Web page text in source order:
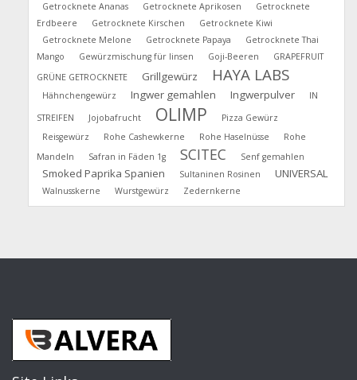
Getrocknete Ananas
Getrocknete Aprikosen
Getrocknete
Erdbeere
Getrocknete Kirschen
Getrocknete Kiwi
Getrocknete Melone
Getrocknete Papaya
Getrocknete Thai
Mango
Gewürzmischung für linsen Goji-Beeren
GRAPEFRUIT
GRÜNE GETROCKNETE
Grillgewürz HAYA LABS
Hähnchengewürz Ingwer gemahlen Ingwerpulver
IN
STREIFEN
Jojobafrucht OLIMP
Pizza Gewürz
Reisgewürz
Rohe Cashewkerne Rohe Haselnüsse
Rohe
Mandeln
Safran in Fäden 1g SCITEC Senf gemahlen
Smoked Paprika Spanien Sultaninen Rosinen UNIVERSAL
Walnusskerne Wurstgewürz Zedernkerne